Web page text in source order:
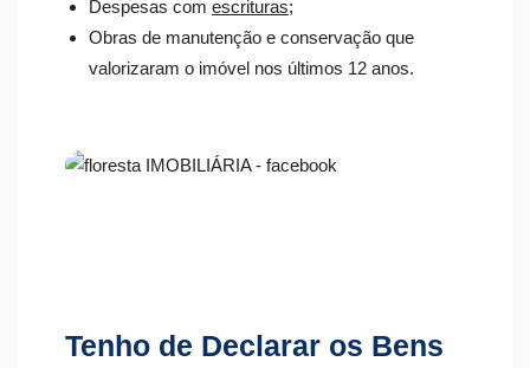
Despesas com escrituras;
Obras de manutenção e conservação que
valorizaram o imóvel nos últimos 12 anos.
Tenho de Declarar os Bens